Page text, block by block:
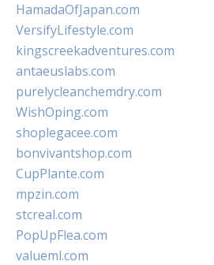
HamadaOfJapan.com
VersifyLifestyle.com
kingscreekadventures.com
antaeuslabs.com
purelycleanchemdry.com
WishOping.com
shoplegacee.com
bonvivantshop.com
CupPlante.com
mpzin.com
stcreal.com
PopUpFlea.com
valueml.com